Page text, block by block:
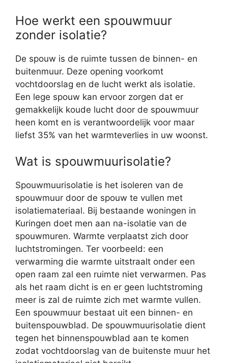
Hoe werkt een spouwmuur
zonder isolatie?
De spouw is de ruimte tussen de binnen- en
buitenmuur. Deze opening voorkomt
vochtdoorslag en de lucht werkt als isolatie.
Een lege spouw kan ervoor zorgen dat er
gemakkelijk koude lucht door de spouwmuur
heen komt en is verantwoordelijk voor maar
liefst 35% van het warmteverlies in uw woonst.
Wat is spouwmuurisolatie?
Spouwmuurisolatie is het isoleren van de
spouwmuur door de spouw te vullen met
isolatiemateriaal. Bij bestaande woningen in
Kuringen doet men aan na-isolatie van de
spouwmuren. Warmte verplaatst zich door
luchtstromingen. Ter voorbeeld: een
verwarming die warmte uitstraalt onder een
open raam zal een ruimte niet verwarmen. Pas
als het raam dicht is en er geen luchtstroming
meer is zal de ruimte zich met warmte vullen.
Een spouwmuur bestaat uit een binnen- en
buitenspouwblad. De spouwmuurisolatie dient
tegen het binnenspouwblad aan te komen
zodat vochtdoorslag van de buitenste muur het